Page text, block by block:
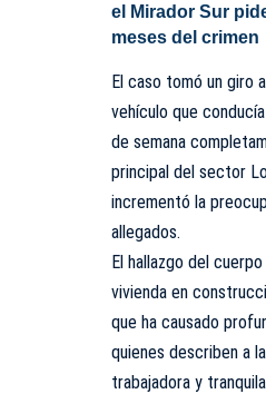
el Mirador Sur
meses del crimen
El caso tomó un giro
vehículo que
de semana
principal del sector
incrementó la
allegados.
El hallazgo del
vivienda en
que ha causado
quienes describen a
trabajadora y